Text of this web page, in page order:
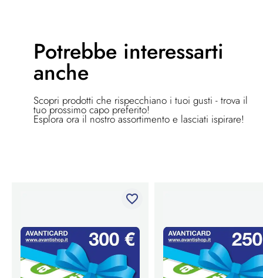
Potrebbe interessarti
anche
Scopri prodotti che rispecchiano i tuoi gusti - trova il
tuo prossimo capo preferito!
Esplora ora il nostro assortimento e lasciati ispirare!
favorite_border